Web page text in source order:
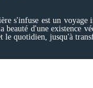
s'infuse est un voyage
beauté d'une existence
le quotidien, jusqu'à